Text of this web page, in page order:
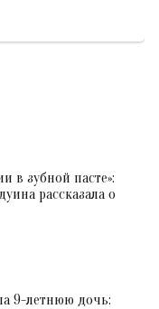
в зубной пасте»:
рассказала о
9-летнюю дочь: